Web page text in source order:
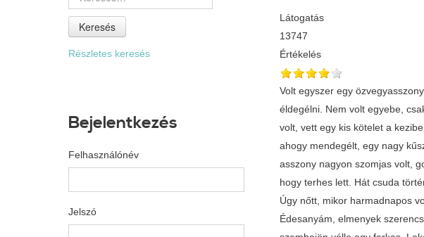
Látogatás
13747
Értékelés
Volt egyszer egy özvegyasszony, nagyon nagy szegínysígben ílt. A férje korán meghalt, alig tudott szegíny asszony naprúl napra éldegélni. Nem volt egyebe, csak egy kis kukoricalisztje, abbúl szeretett volna főzni magának egy kis vacsorát. Egy darab fája sem volt, vett egy kis kötelet a kezibe, s elindult, hogy keressen egy kis fát hozzá. Bétívedt egy nagy erdőbe. Ennek az erdőnek a szílin ahogy mendegélt, egy nagy kűsziklához ért. Látja, hogy a kűsziklábúl csergedezik a víz, és a kűszikla aljában összegyüledezett. Az asszony nagyon szomjas volt, gondolta, iszik belőlle. Meg is itta a vizet, amennyi volt, mind. Szedett egy kis fát, s mit érez? Azt érzi, hogy terhes lett. Hát csuda történik, harmadnapra született egy fia. Gondolta, a víztűl kapta, legyen Vízi Sándor a neve. De mi törtínt! Úgy nőtt, mikor harmadnapos volt, az egísz falu azt mondta, hogy ez mán van tízéves. Mikor már ötnapos volt, azt mondta: - Édesanyám, elmenyek szerencsít próbálni. Vett egy rossz puskát a vállára, s elindult abba a nagy, rengeteg erdőbe. Ahogy megy, szembejön vélle egy farkas. Lekapja a puskát a vállárúl, céloz a farkasra, hogy meglűjje, hát csak a farkas megszólal: - Sándor, ne lűjj meg, fogadj el kutyádnak! - Na jó - mondja Sándor -, nem bánom, gyere utánnam! Alig megy egy húsz lípíst, jön vélle szembe egy medve. Azt is meg akarja lűnni, a medve is megszólal: ' - Sándor, ne lűjj meg, fogadj el kutyádnak! - Jó, elfogadlak, gyere te is utánnam! Menyen, mendegél a rengetegen keresztűl. Ipp mikor az erdőbűl írne ki, tanálkozik egy nagy oroszlánnal. Azt is meg akarja lűni. Az is kíreli Sándort: - Ne lűjj meg Sándor, fogadj el kutyádnak engem is! - Nem bánom, gyere te is utánnam! Mennek, mendegélnek három nap és három íjjel. Negyedik nap este egy nagy város vígire írnek. A város fekete gyászba volt vonva. Sándor a város legvígső házához békopogtat. Mikor bélíp a házba, csak egy olyan ötven év körüli asszony üldögél a tűz előtt, és fűtözik. - Jó estét, anyám - mondja Sándor. - Isten hozott fiam, mi járásban vagy? - kérdi az asszony. - Én bizony vándorúton vagyok, és egy kis pihenőt tartanék magánál, ha megengedné. - Nem bánom - mondja az asszony -, de olyan szegíny vagyok, csak a földön alhatsz, ágyam nincs. - Nem baj - mondja Sándor. Megvacsorázott, és lefeküdt. Reggel mikor felébredt, azt mondja az asszonynak: - Adjon egy kis vizet, mosdjam meg! - Jaj, lelkem fiam Sándor, azt ne kírj! - Mír? - kérdi Sándor. -
Keresés
Részletes keresés
Bejelentkezés
Felhasználónév
Jelszó